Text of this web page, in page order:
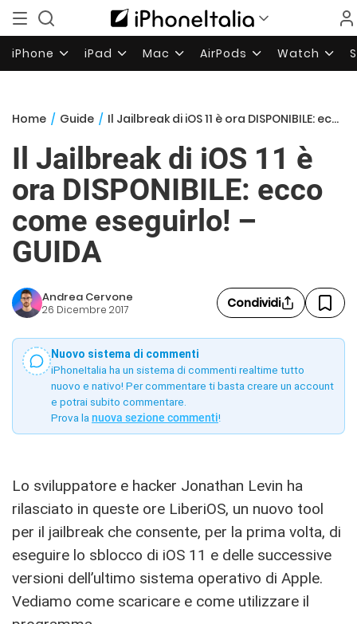
iPhone iPad Mac AirPods Watch
Home / Guide / Il Jailbreak di iOS 11 è ora DISPONIBILE: ecco come eseguirlo! – GUIDA
Il Jailbreak di iOS 11 è
ora DISPONIBILE: ecco
come eseguirlo! –
GUIDA
Andrea Cervone
26 Dicembre 2017 Condividi
Nuovo sistema di commenti
iPhoneItalia ha un sistema di commenti realtime tutto
nuovo e nativo! Per commentare ti basta creare un account
e potrai subito commentare.
Prova la nuova sezione commenti!
Lo sviluppatore e hacker Jonathan Levin ha
rilasciato in queste ore LiberiOS, un nuovo tool
per il jailbreak che consente, per la prima volta, di
eseguire lo sblocco di iOS 11 e delle successive
versioni dell’ultimo sistema operativo di Apple.
Vediamo come scaricare e come utilizzare il